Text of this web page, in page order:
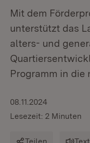
Mit dem
unterstützt das
alters- und
Programm in die
08.11.2024
Lesezeit: 2 Minuten